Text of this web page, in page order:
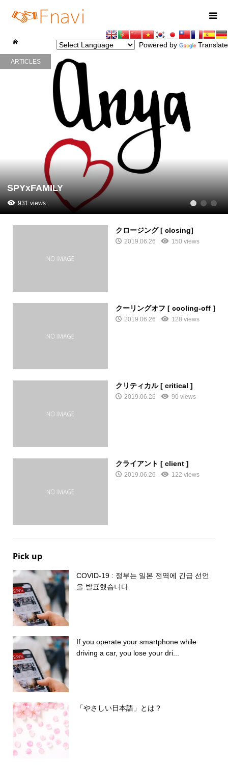
Powered by Translate
ARTICLES
SPYxFAMILY
931 views 1 2 3
クロージング [ closing]
2019.06.26 150 views
クーリングオフ [ cooling‐off ]
2019.06.26 128 views
クリティカル [ critical ]
2019.06.26 90 views
クライアント [ client ]
2019.06.26 122 views
Pick up
COVID-19 : 정부는 일본 전역에 긴급 선언
을 발표했습니다.
If you operate your smartphone while
driving a car, you lose your dri...
「やさしい日本語」とは？